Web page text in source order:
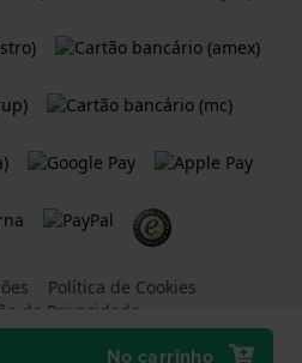
No carrinho
Política de Cookies
de Privacidade